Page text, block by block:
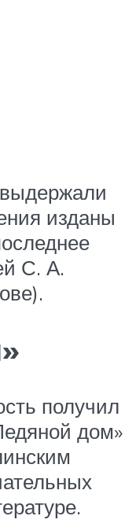
изданы
С. А.
получил
дом»